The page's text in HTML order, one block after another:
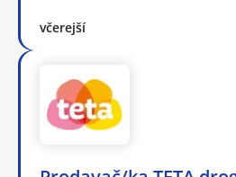
včerejší